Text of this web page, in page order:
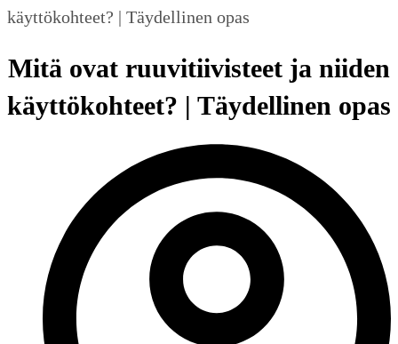
käyttökohteet? | Täydellinen opas
Mitä ovat ruuvitiivisteet ja niiden
käyttökohteet? | Täydellinen opas